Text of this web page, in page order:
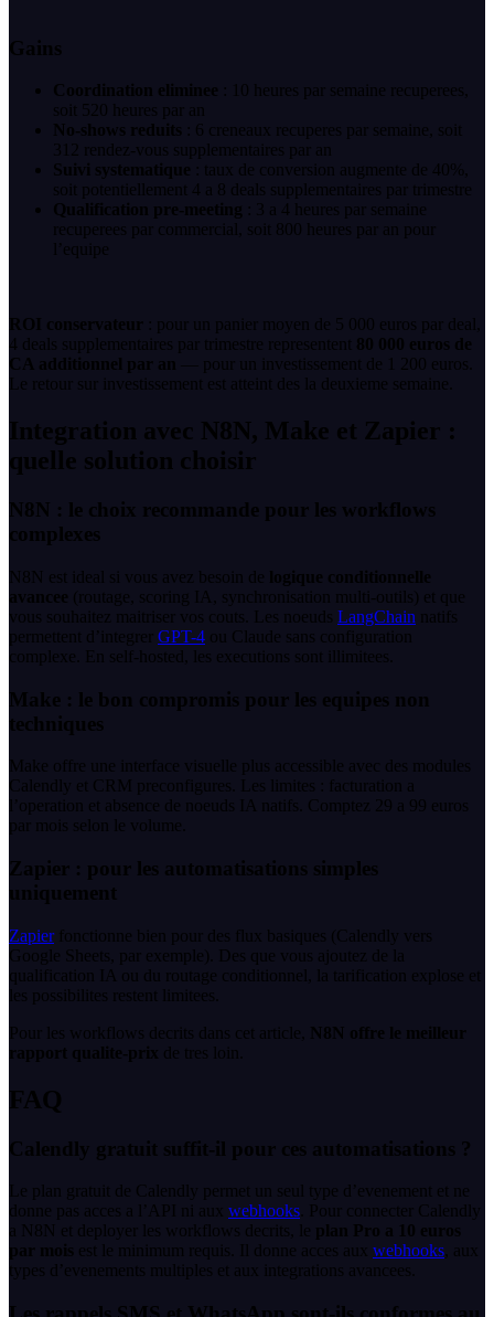
Gains
Coordination eliminee : 10 heures par semaine recuperees,
soit 520 heures par an
No-shows reduits : 6 creneaux recuperes par semaine, soit
312 rendez-vous supplementaires par an
Suivi systematique : taux de conversion augmente de 40%,
soit potentiellement 4 a 8 deals supplementaires par trimestre
Qualification pre-meeting : 3 a 4 heures par semaine
recuperees par commercial, soit 800 heures par an pour
l’equipe
ROI conservateur
: pour un panier moyen de 5 000 euros par deal,
4 deals supplementaires par trimestre representent 80 000 euros de
CA additionnel par an — pour un investissement de 1 200 euros.
Le retour sur investissement est atteint des la deuxieme semaine.
Integration avec N8N, Make et Zapier :
quelle solution choisir
N8N : le choix recommande pour les workflows
complexes
N8N est ideal si vous avez besoin de logique conditionnelle
avancee (routage, scoring IA, synchronisation multi-outils) et que
vous souhaitez maitriser vos couts. Les noeuds LangChain natifs
permettent d’integrer GPT-4 ou Claude sans configuration
complexe. En self-hosted, les executions sont illimitees.
Make : le bon compromis pour les equipes non
techniques
Make offre une interface visuelle plus accessible avec des modules
Calendly et CRM preconfigures. Les limites : facturation a
l’operation et absence de noeuds IA natifs. Comptez 29 a 99 euros
par mois selon le volume.
Zapier : pour les automatisations simples
uniquement
Zapierfonctionne bien pour des flux basiques (Calendly vers
Google Sheets, par exemple). Des que vous ajoutez de la
qualification IA ou du routage conditionnel, la tarification explose et
les possibilites restent limitees.
Pour les workflows decrits dans cet article,
N8N offre le meilleur
rapport qualite-prix de tres loin.
FAQ
Calendly gratuit suffit-il pour ces automatisations ?
Le plan gratuit de Calendly permet un seul type d’evenement et ne
donne pas acces a l’API ni aux webhooks . Pour connecter Calendly
a N8N et deployer les workflows decrits, le plan Pro a 10 euros
par mois est le minimum requis. Il donne acces aux webhooks, aux
types d’evenements multiples et aux integrations avancees.